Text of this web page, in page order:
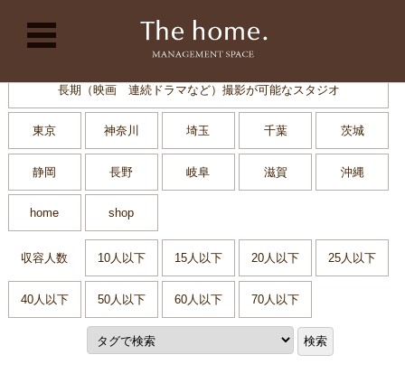
コンテンツに移動
長期（映画 連続ドラマなど）撮影が可能なスタジオ
東京 神奈川 埼玉 千葉 茨城
静岡 長野 岐阜 滋賀 沖縄
home shop
収容人数 10人以下 15人以下 20人以下 25人以下
40人以下 50人以下 60人以下 70人以下